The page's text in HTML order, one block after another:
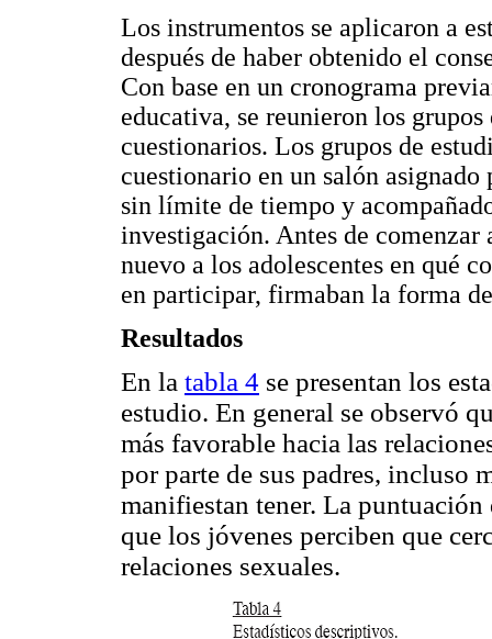
Los instrumentos se aplicaron a
después de haber obtenido el
Con base en un cronograma
educativa, se reunieron los
cuestionarios. Los grupos de
cuestionario en un salón
sin límite de tiempo y
investigación. Antes de comenzar
nuevo a los adolescentes en qué
en participar, firmaban la forma
Resultados
En la tabla 4 se presentan los
estudio. En general se observó
más favorable hacia las
por parte de sus padres, incluso
manifiestan tener. La
que los jóvenes perciben que
relaciones sexuales.